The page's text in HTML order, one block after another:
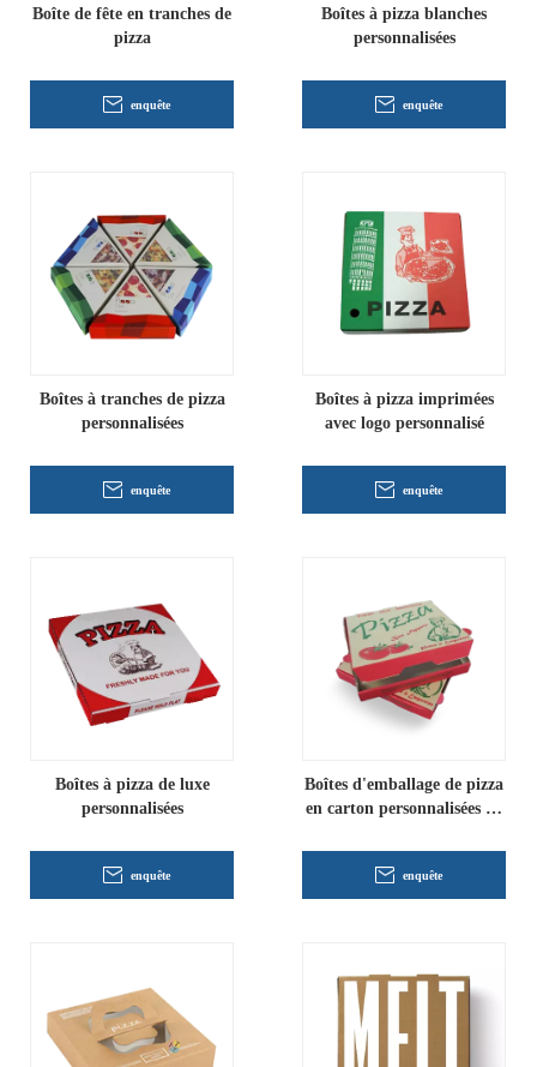
Boîte de fête en tranches de
pizza
enquête
Boîtes à pizza blanches
personnalisées
enquête
Boîtes à tranches de pizza
personnalisées
enquête
Boîtes à pizza imprimées
avec logo personnalisé
enquête
Boîtes à pizza de luxe
personnalisées
enquête
Boîtes d'emballage de pizza
en carton personnalisées en
enquête